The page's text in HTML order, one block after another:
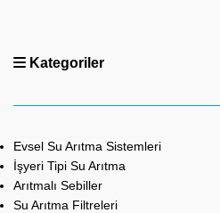
Kategoriler
Evsel Su Arıtma Sistemleri
İşyeri Tipi Su Arıtma
Arıtmalı Sebiller
Su Arıtma Filtreleri